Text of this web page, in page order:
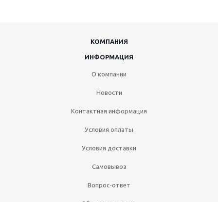
КОМПАНИЯ
ИНФОРМАЦИЯ
О компании
Новости
Контактная информация
Условия оплаты
Условия доставки
Самовывоз
Вопрос-ответ